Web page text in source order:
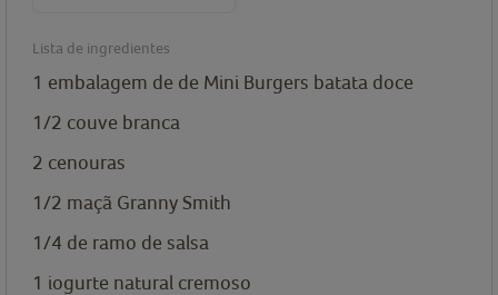
Lista de ingredientes
1 embalagem de de Mini Burgers batata doce
1/2 couve branca
2 cenouras
1/2 maçã Granny Smith
1/4 de ramo de salsa
1 iogurte natural cremoso